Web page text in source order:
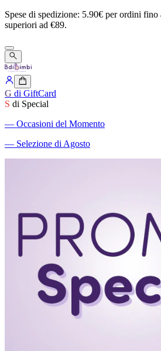
Spese di spedizione: 5.90€ perordini fino
superiori ad €89.
G di GiftCard
S di Special
― Occasioni del Momento
― Selezione di Agosto